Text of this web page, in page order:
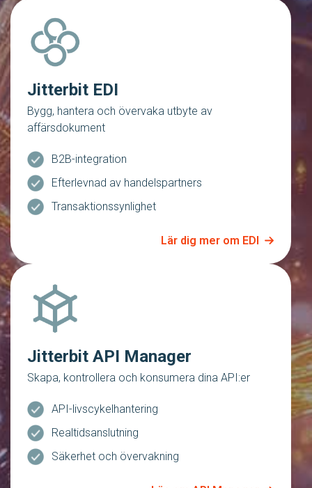
Jitterbit EDI
Bygg, hantera och övervaka utbyte av
affärsdokument
B2B-integration
Efterlevnad av handelspartners
Transaktionssynlighet
Lär dig mer om EDI
Jitterbit API Manager
Skapa, kontrollera och konsumera dina API:er
API-livscykelhantering
Realtidsanslutning
Säkerhet och övervakning